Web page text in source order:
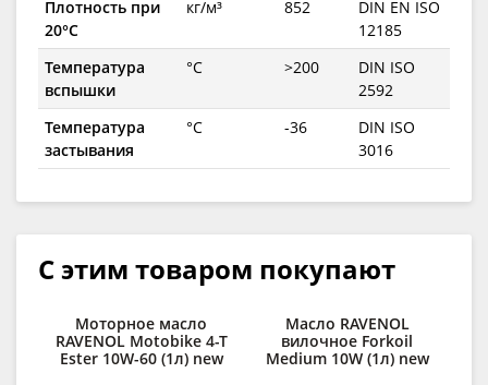
Плотность при
20°C
кг/м³ 852
DIN EN ISO
12185
Температура
вспышки
°C >200
DIN ISO
2592
Температура
застывания
°C -36
DIN ISO
3016
С этим товаром покупают
Моторное масло
RAVENOL Motobike 4-T
Ester 10W-60 (1л) new
Масло RAVENOL
вилочное Forkoil
Medium 10W (1л) new